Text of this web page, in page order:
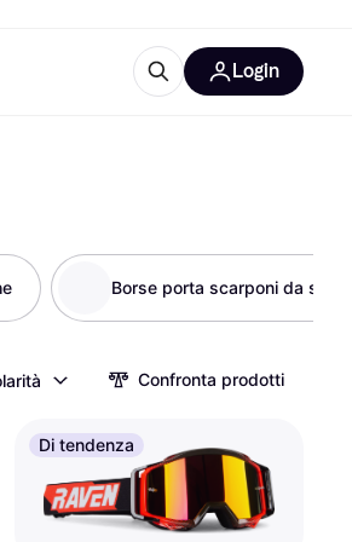
Login
Borse porta scarponi da sci
Confronta prodotti
Di tendenza